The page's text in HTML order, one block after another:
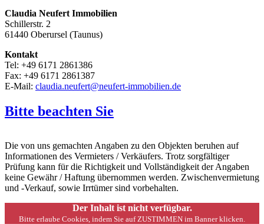
Claudia Neufert Immobilien
Schillerstr. 2
61440 Oberursel (Taunus)
Kontakt
Tel: +49 6171 2861386
Fax: +49 6171 2861387
E-Mail: claudia.neufert@neufert-immobilien.de
Bitte beachten Sie
Die von uns gemachten Angaben zu den Objekten beruhen auf
Informationen des Vermieters / Verkäufers. Trotz sorgfältiger
Prüfung kann für die Richtigkeit und Vollständigkeit der Angaben
keine Gewähr / Haftung übernommen werden. Zwischenvermietung
und -Verkauf, sowie Irrtümer sind vorbehalten.
Der Inhalt ist nicht verfügbar.
Bitte erlaube Cookies, indem Sie auf ZUSTIMMEN im Banner klicken.